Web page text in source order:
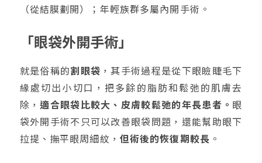
（從結膜劃開）；年輕族群多屬內開手術。
「眼袋外開手術」
就是俗稱的割眼袋 ，其手術過程是從下眼瞼睫毛下
緣處切出小切口，把多餘的脂肪和鬆弛的肌膚去
除，適合眼袋比較大、皮膚較鬆弛的年長患者。 眼
袋外開手術不只可以改善眼袋問題，還能幫助眼下
拉提、撫平眼周細紋， 但術後的恢復期較長 。